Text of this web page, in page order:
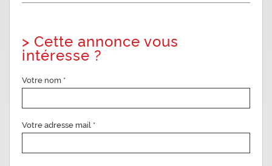
> Cette annonce vous
intéresse ?
Votre nom *
Votre adresse mail *